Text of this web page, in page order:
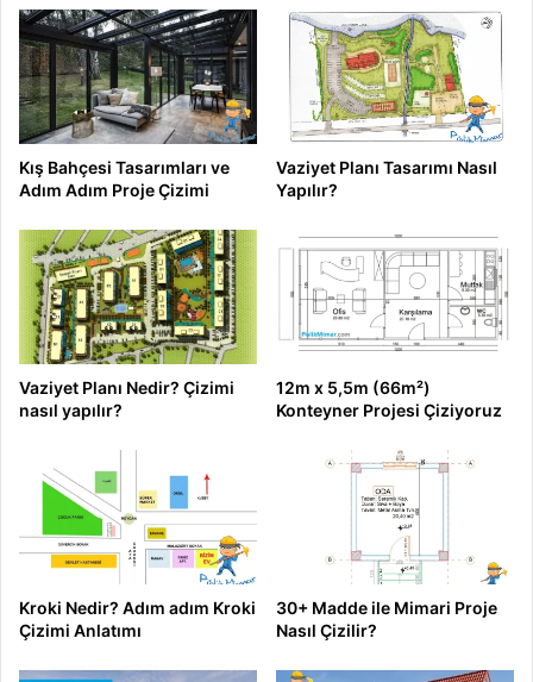
Kış Bahçesi Tasarımları ve
Adım Adım Proje Çizimi
Vaziyet Planı Tasarımı Nasıl
Yapılır?
Vaziyet Planı Nedir? Çizimi
nasıl yapılır?
12m x 5,5m (66m²)
Konteyner Projesi Çiziyoruz
Kroki Nedir? Adım adım Kroki
Çizimi Anlatımı
30+ Madde ile Mimari Proje
Nasıl Çizilir?